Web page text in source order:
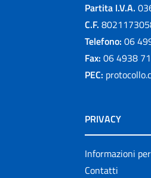
Partita I.V.A.
C.F.
Telefono: 06
Fax: 06 4938
PEC:
PRIVACY
Informazioni
Contatti